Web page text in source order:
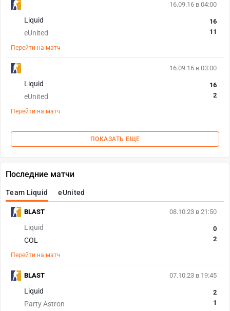
16.09.16 в 04:00
Liquid
eUnited
16
11
Перейти на матч
16.09.16 в 03:00
Liquid
eUnited
16
2
Перейти на матч
ПОКАЗАТЬ ЕЩЕ
Последние матчи
Team Liquid eUnited
08.10.23 в 21:50
Liquid
COL
0
2
Перейти на матч
BLAST
07.10.23 в 19:45
Liquid
Party Astron
2
1
BLAST